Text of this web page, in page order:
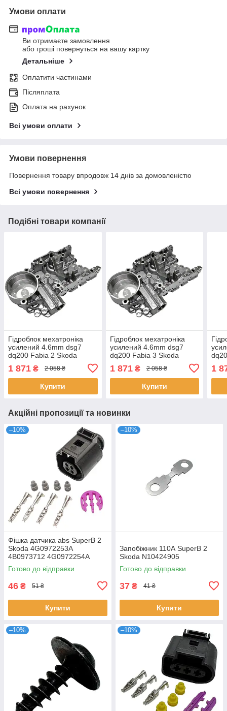
Умови оплати
Ви отримаєте замовлення
або гроші повернуться на вашу картку
Детальніше
Оплатити частинами
Післяплата
Оплата на рахунок
Всі умови оплати
Умови повернення
Повернення товару впродовж 14 днів за домовленістю
Всі умови повернення
Подібні товари компанії
Гідроблок мехатроніка
усилений 4.6mm dsg7
dq200 Fabia 2 Skoda
0AM325066C 0AM325066
1 871 ₴ 2 058 ₴
Купити
Гідроблок мехатроніка
усилений 4.6mm dsg7
dq200 Fabia 3 Skoda
0AM325066C 0AM325066
1 871₴ 2 058 ₴
Купити
1
Акційні пропозиції та новинки
–10%
Фішка датчика abs SuperB 2
Skoda 4G0972253A
4B0973712 4G0972254A
Готово до відправки
46 ₴ 51 ₴
Купити
–10%
Запобіжник 110А SuperB 2
Skoda N10424905
Готово до відправки
37 ₴ 41 ₴
Купити
–10% –10%